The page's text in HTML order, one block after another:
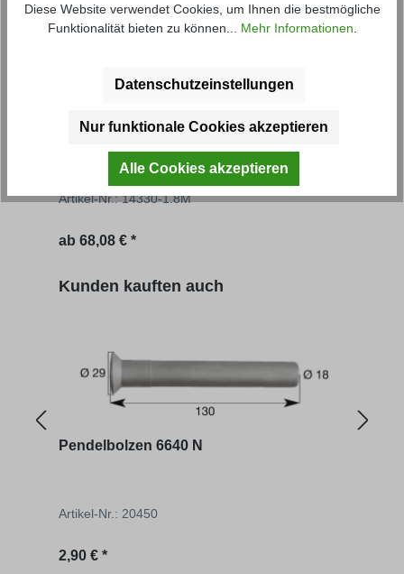
Aufsatzbordwand FS
Artikel-Nr.: 14330-1.8M
Regulärer Preis:
ab 68,08 € *
Produktgalerie überspringen
Kunden kauften auch
Pendelbolzen 6640 N
Artikel-Nr.: 20450
Regulärer Preis:
2,90 € *
Diese Website verwendet Cookies, um Ihnen die bestmögliche
Funktionalität bieten zu können... Mehr Informationen
Datenschutzeinstellungen
Nur funktionale Cookies akzeptieren
Alle Cookies akzeptieren